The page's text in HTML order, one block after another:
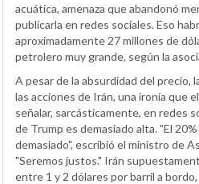
acuática, amenaza que abandonó
publicarla en redes sociales. Eso
aproximadamente 27 millones de
petrolero muy grande, según la
A pesar de la absurdidad del precio,
las acciones de Irán, una ironía que
señalar, sarcásticamente, en redes
de Trump es demasiado alta. "El
demasiado", escribió el ministro de
"Seremos justos." Irán
entre 1 y 2 dólares por barril a